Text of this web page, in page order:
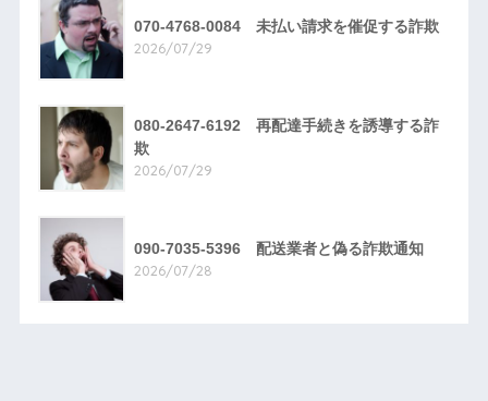
070-4768-0084 未払い請求を催促する詐欺
2026/07/29
080-2647-6192 再配達手続きを誘導する詐
欺
2026/07/29
090-7035-5396 配送業者と偽る詐欺通知
2026/07/28